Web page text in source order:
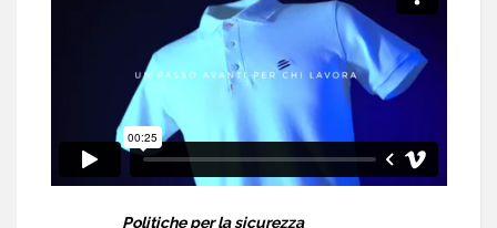
Politiche per la sicurezza